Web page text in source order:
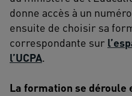
donne accès à un
ensuite de choisir sa
correspondante sur
l’UCPA.
La formation se déroule